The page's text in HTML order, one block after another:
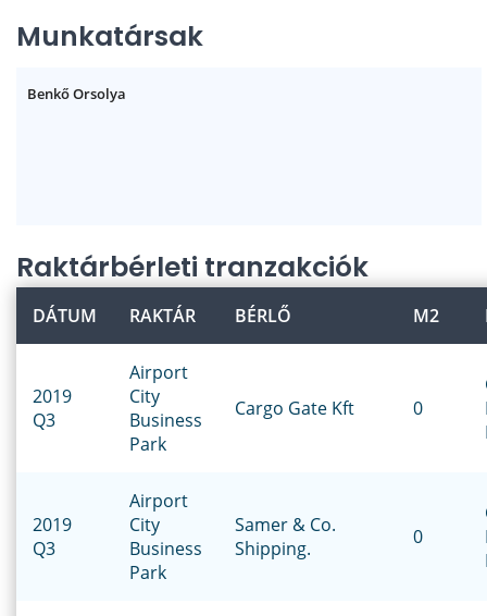
Munkatársak
Benkő Orsolya
Raktárbérleti tranzakciók
DÁTUM RAKTÁR BÉRLŐ M2
2019
Q3
Airport
City
Business
Park
Cargo Gate Kft 0
2019
Q3
Airport
City
Business
Park
Samer & Co.
Shipping.
0